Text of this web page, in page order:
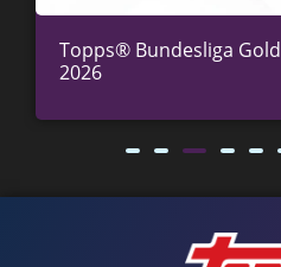
Topps® Bundesliga Gold
2026